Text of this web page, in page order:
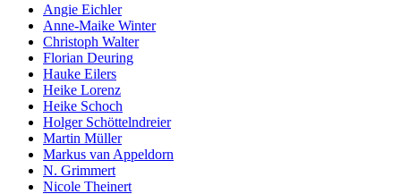
Angie Eichler
Anne-Maike Winter
Christoph Walter
Florian Deuring
Hauke Eilers
Heike Lorenz
Heike Schoch
Holger Schöttelndreier
Martin Müller
Markus van Appeldorn
N. Grimmert
Nicole Theinert